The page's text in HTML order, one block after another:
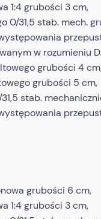
1:4 grubości 3 cm,
0/31,5 stab. mech.
w rozumieniu
grubości 4
grubości 5 cm,
stab.
grubości 6 cm,
1:4 grubości 3 cm,